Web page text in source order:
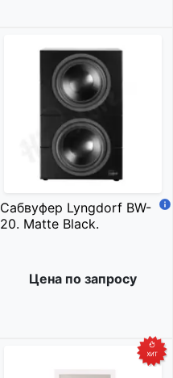
Сабвуфер Lyngdorf BW-
20. Matte Black.
Цена по запросу